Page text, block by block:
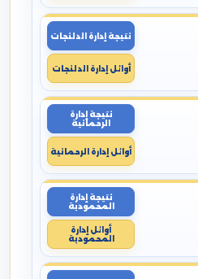
نتيجة إدارة الدلنجات
أوائل إدارة الدلنجات
نتيجة إدارة
الرحمانية
أوائل إدارة الرحمانية
نتيجة إدارة
المحمودية
أوائل إدارة
المحمودية